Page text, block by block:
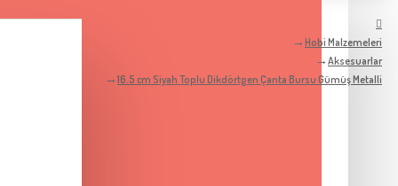
Hobi Malzemeleri
Aksesuarlar
16.5 cm Siyah Toplu Dikdörtgen Çanta Bursu Gümüş Metalli